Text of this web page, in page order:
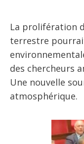
La prolifération
terrestre
des chercheurs
Une nouvelle
atmosphérique.